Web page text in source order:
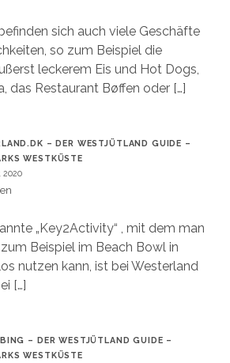
sich auch viele Geschäfte
so zum Beispiel die
leckerem Eis und Hot Dogs,
das Restaurant Bøffen oder […]
– DER WESTJÜTLAND GUIDE –
WESTKÜSTE
2020
„Key2Activity“ , mit dem man
Beispiel im Beach Bowl in
nutzen kann, ist bei Westerland
[…]
– DER WESTJÜTLAND GUIDE –
WESTKÜSTE